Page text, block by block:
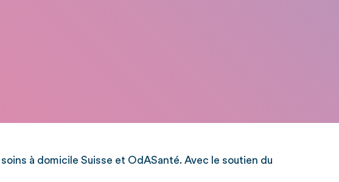
à domicile Suisse et OdASanté. Avec le soutien du